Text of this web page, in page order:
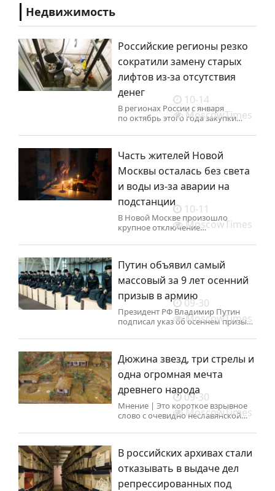
Недвижимость
Российские регионы резко
сократили замену старых
лифтов из-за отсутствия
денег
В регионах России с января
по октябрь этого года закупки
отслуживших срок своей работы
домах обвалились на 17% год
к году, до 9,8 тыс.
10-14
MoscowTimes
Часть жителей Новой
Москвы осталась без света
и воды из-за аварии на
подстанции
В Новой Москве произошло
крупное отключение
10-11
MoscowTimes
Путин объявил самый
массовый за 9 лет осенний
призыв в армию
Президент РФ Владимир Путин
подписал указ об осеннем призыве
09-30
MoscowTimes
Дюжина звезд, три стрелы и
одна огромная мечта
древнего народа
Мнение | Это короткое взрывное
слово с очевидно неславянской
занимало мое воображение,
могло взяться столь необычное
название среди многих других —
нарочито русских?
09-30
MoscowTimes
В российских архивах стали
отказывать в выдаче дел
репрессированных под